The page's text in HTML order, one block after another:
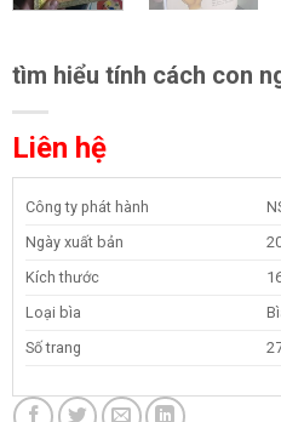
tìm hiểu tính cách con
Liên hệ
Công ty phát hành
Ngày xuất bản
Kích thước
Loại bìa
Số trang